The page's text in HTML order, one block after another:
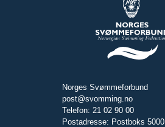
Norges Svømmeforbund
post@svomming.no
Telefon: 21 02 90 00
Postadresse: Postboks 5000